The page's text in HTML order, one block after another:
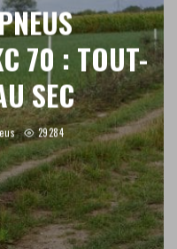
70 : TOUT-
SEC
29284